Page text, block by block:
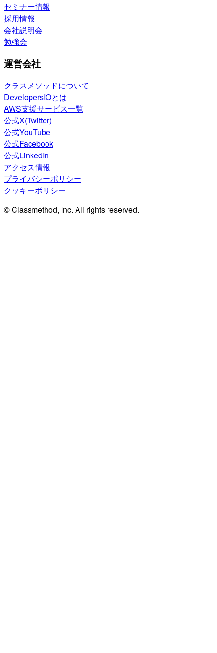
セミナー情報
採用情報
会社説明会
勉強会
運営会社
クラスメソッドについて
DevelopersIOとは
AWS支援サービス一覧
公式X(Twitter)
公式YouTube
公式Facebook
公式LinkedIn
アクセス情報
プライバシーポリシー
クッキーポリシー
© Classmethod, Inc. All rights reserved.